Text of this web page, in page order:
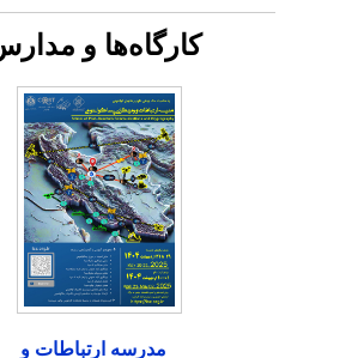
کارگاه‌ها و مدارس
مدرسه ارتباطات و